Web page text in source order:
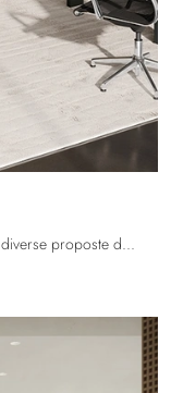
Vuoi allestire gli ambienti di lavoro? Ecco qui diverse proposte di scrivanie direzionali in melaminico, come il modello Go Steel Melaminico di ...